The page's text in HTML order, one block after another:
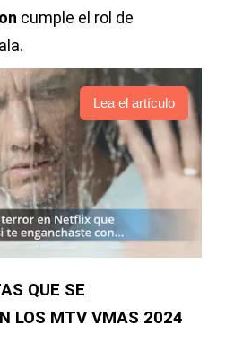
cumple el rol de
Lea el artículo
QUE SE
LOS MTV VMAS 2024